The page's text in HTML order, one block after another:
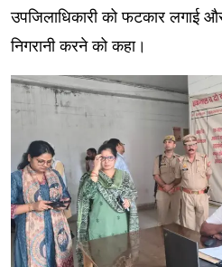
उपजिलाधिकारी को फटकार
निगरानी करने को कहा।